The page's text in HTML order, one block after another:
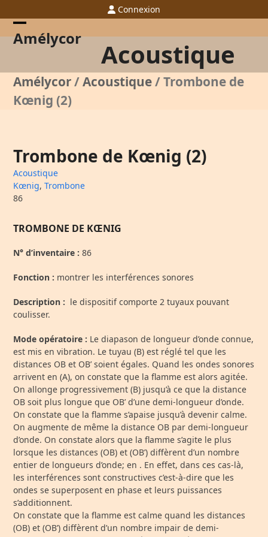
to
content
Connexion
Amélycor
Open
menu
Close
menu
Acoustique
Amélycor/Acoustique/Trombone de
Kœnig (2)
Trombone de Kœnig (2)
Acoustique
Kœnig, Trombone
86
TROMBONE DE KŒNIG
N° d’inventaire :86
Fonction : montrer les interférences sonores
Description : le dispositif comporte 2 tuyaux pouvant
coulisser.
Mode opératoire : Le diapason de longueur d’onde connue,
est mis en vibration. Le tuyau (B) est réglé tel que les
distances OB et OB’ soient égales. Quand les ondes sonores
arrivent en (A), on constate que la flamme est alors agitée.
On allonge progressivement (B) jusqu’à ce que la distance
OB soit plus longue que OB’ d’une demi-longueur d’onde.
On constate que la flamme s’apaise jusqu’à devenir calme.
On augmente de même la distance OB par demi-longueur
d’onde. On constate alors que la flamme s’agite le plus
lorsque les distances (OB) et (OB’) diffèrent d’un nombre
entier de longueurs d’onde; en . En effet, dans ces cas-là,
les interférences sont constructives c’est-à-dire que les
ondes se superposent en phase et leurs puissances
s’additionnent.
On constate que la flamme est calme quand les distances
(OB) et (OB’) diffèrent d’un nombre impair de demi-